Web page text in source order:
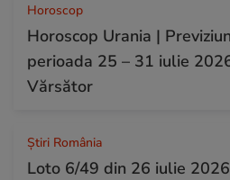
Horoscop
Horoscop Urania |
perioada 25 – 31 iulie
Vărsător
Știri România
Loto 6/49 din 26 iulie